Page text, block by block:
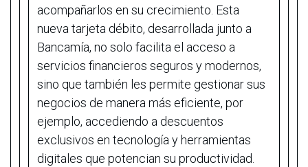
acompañarlos en su crecimiento. Esta
nueva tarjeta débito, desarrollada junto a
Bancamía, no solo facilita el acceso a
servicios financieros seguros y modernos,
sino que también les permite gestionar sus
negocios de manera más eficiente, por
ejemplo, accediendo a descuentos
exclusivos en tecnología y herramientas
digitales que potencian su productividad.